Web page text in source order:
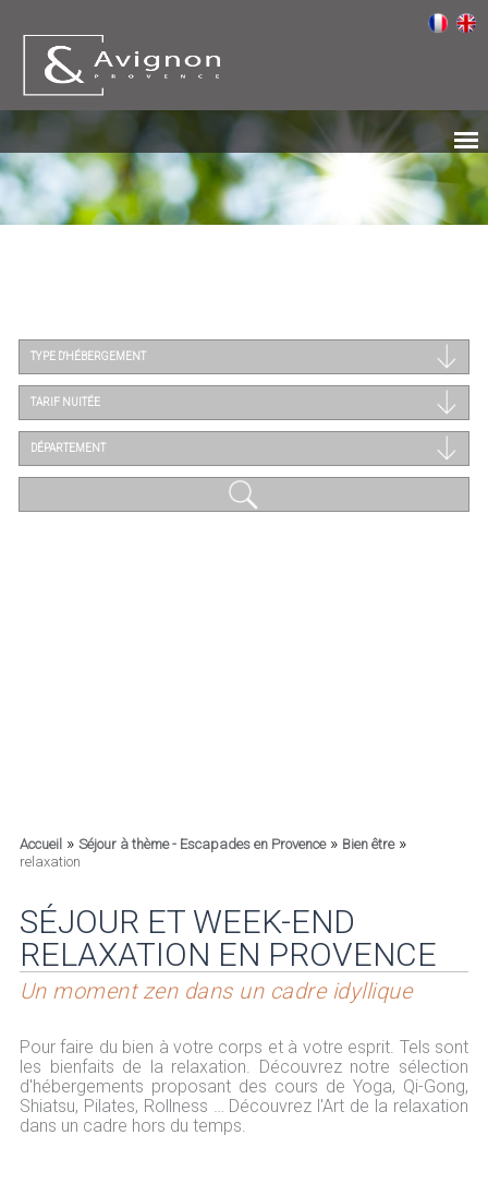
TYPE D'HÉBERGEMENT
TARIF NUITÉE
DÉPARTEMENT
Accueil» Séjour à thème - Escapades en Provence» Bien être»
relaxation
SÉJOUR ET WEEK-END
RELAXATION EN PROVENCE
Un moment zen dans un cadre idyllique
Pour faire du bien à votre corps et à votre esprit. Tels sont
les bienfaits de la relaxation. Découvrez notre sélection
d'hébergements proposant des cours de Yoga, Qi-Gong,
Shiatsu, Pilates, Rollness … Découvrez l'Art de la relaxation
dans un cadre hors du temps.